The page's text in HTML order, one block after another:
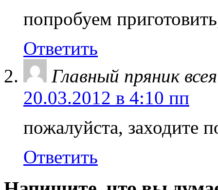
попробуем
Ответить
Главный пряник
20.03.2012 в 4:10 пп
пожалуйста, заходите
Ответить